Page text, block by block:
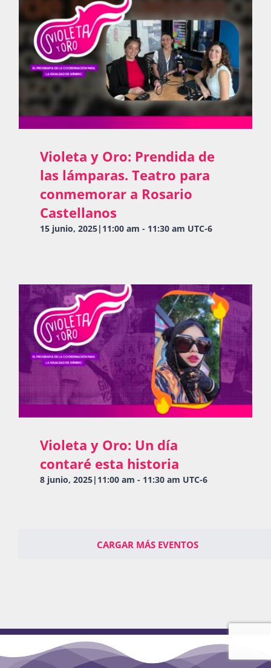
Violeta y Oro: Prendida de
las lámparas. Teatro para
conmemorar a Rosario
Castellanos
15 junio, 2025|11:00 am - 11:30 am UTC-6
Violeta y Oro: Un día
contaré esta historia
8 junio, 2025|11:00 am - 11:30 am UTC-6
CARGAR MÁS EVENTOS